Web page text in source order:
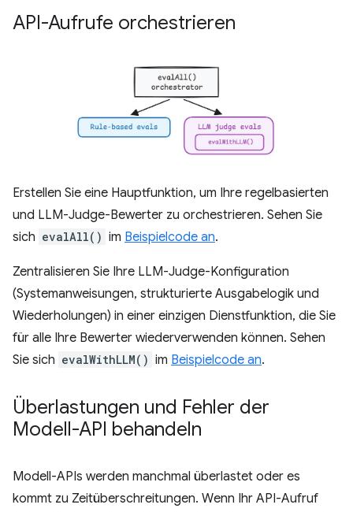
API-Aufrufe orchestrieren
Erstellen Sie eine Hauptfunktion, um Ihre regelbasierten
und LLM-Judge-Bewerter zu orchestrieren. Sehen Sie
sich evalAll() im Beispielcode an.
Zentralisieren Sie Ihre LLM-Judge-Konfiguration
(Systemanweisungen, strukturierte Ausgabelogik und
Wiederholungen) in einer einzigen Dienstfunktion, die Sie
für alle Ihre Bewerter wiederverwenden können. Sehen
Sie sich evalWithLLM() im Beispielcode an.
Überlastungen und Fehler der
Modell-API behandeln
Modell-APIs werden manchmal überlastet oder es
kommt zu Zeitüberschreitungen. Wenn Ihr API-Aufruf